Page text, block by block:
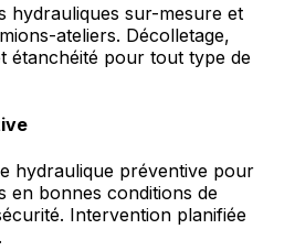
hydrauliques sur-mesure et
ateliers. Décolletage,
étanchéité pour tout type de
hydraulique préventive pour
en bonnes conditions de
Intervention planifiée